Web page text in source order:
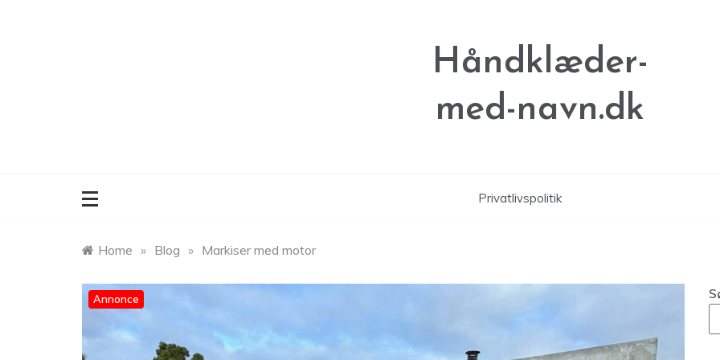
Håndklæder-
med-navn.dk
Privatlivspolitik
Home » Blog » Markiser med motor
Annonce